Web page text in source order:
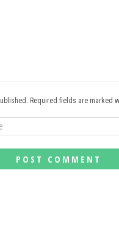
Required fields are marked